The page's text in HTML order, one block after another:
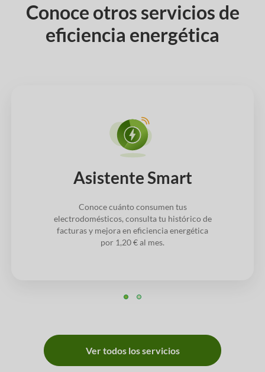
Conoce otros servicios de
eficiencia energética
Asistente Smart
Conoce cuánto consumen tus
electrodomésticos, consulta tu histórico de
facturas y mejora en eficiencia energética
por 1,20 € al mes.
Ver todos los servicios